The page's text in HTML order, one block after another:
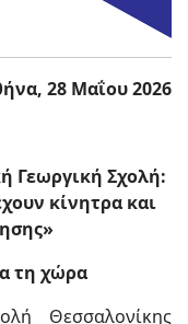
28 Μαΐου 2026
Γεωργική Σχολή:
κίνητρα και
τη χώρα
Θεσσαλονίκης